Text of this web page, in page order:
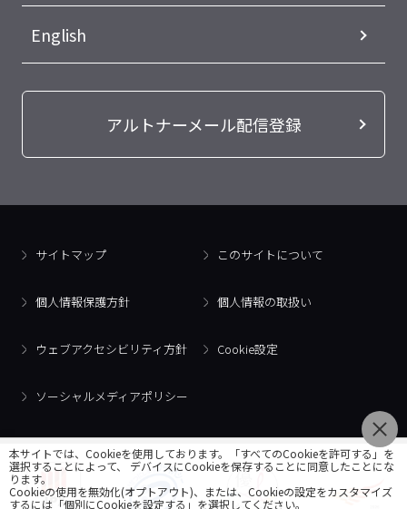
English
アルトナーメール配信登録
サイトマップ このサイトについて
個人情報保護方針 個人情報の取扱い
ウェブアクセシビリティ方針 Cookie設定
ソーシャルメディアポリシー
本サイトでは、Cookieを使用しております。「すべてのCookieを許可する」を
選択することによって、 デバイスにCookieを保存することに同意したことにな
ります。
Cookieの使用を無効化(オプトアウト)、または、Cookieの設定をカスタマイズ
するには「個別にCookieを設定する」を選択してください。